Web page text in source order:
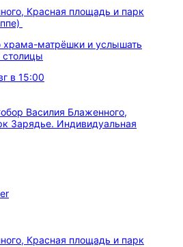
Красная площадь и парк
храма-матрёшки и услышать
столицы
в 15:00
Красная площадь и парк